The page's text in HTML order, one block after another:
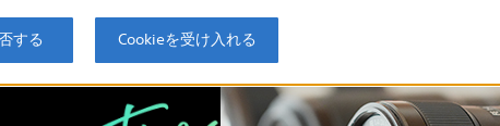
する Cookieを受け入れる